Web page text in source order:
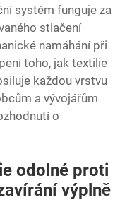
systém funguje za
stlačení
namáhání při
toho, jak textilie
každou vrstvu
a vývojářům
o
odolné proti
výplně